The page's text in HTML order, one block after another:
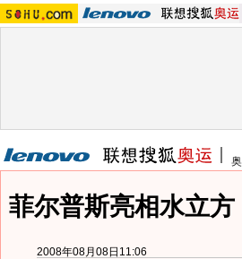
菲尔普斯亮相水立
2008年08月08日11:06